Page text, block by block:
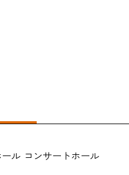
ル コンサートホール